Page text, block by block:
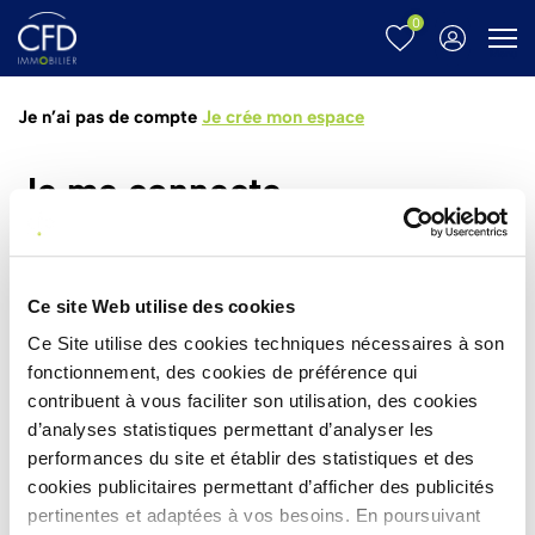
Ce site Web utilise des cookies
Ce Site utilise des cookies techniques nécessaires à son
fonctionnement, des cookies de préférence qui
contribuent à vous faciliter son utilisation, des cookies
d’analyses statistiques permettant d’analyser les
performances du site et établir des statistiques et des
cookies publicitaires permettant d’afficher des publicités
pertinentes et adaptées à vos besoins. En poursuivant
0
Je n’ai pas de compte Je crée mon espace
Je me connecte
Mot de passe*
Mot de passe oublié ?
CONNEXION